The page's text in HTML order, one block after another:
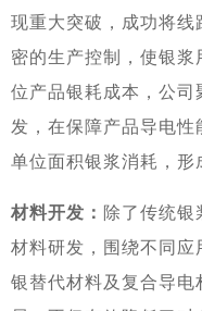
现重大突破，成功将
密的生产控制，使银
位产品银耗成本，公
发，在保障产品导电
单位面积银浆消耗，形
材料开发： 除了传统银
材料研发，围绕不同
银替代材料及复合导